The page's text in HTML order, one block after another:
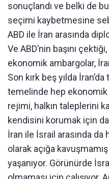
sonuçlandı ve belki de
seçimi kaybetmesine
ABD ile İran arasında
Ve ABD’nin başını çektiği,
ekonomik ambargolar,
Son kırk beş yılda
temelinde hep ekonomik
rejimi, halkın taleplerini
kendisini korumak için
İran ile İsrail arasında
olarak açığa
yaşanıyor. Görünürde